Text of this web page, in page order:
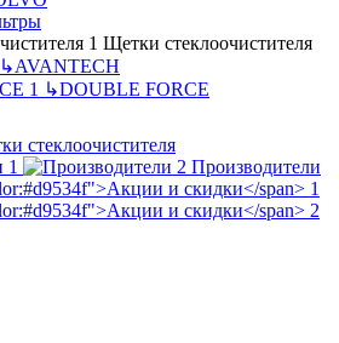
Щетки стеклоочистителя
↳AVANTECH
↳DOUBLE FORCE
стеклоочистителя
Производители